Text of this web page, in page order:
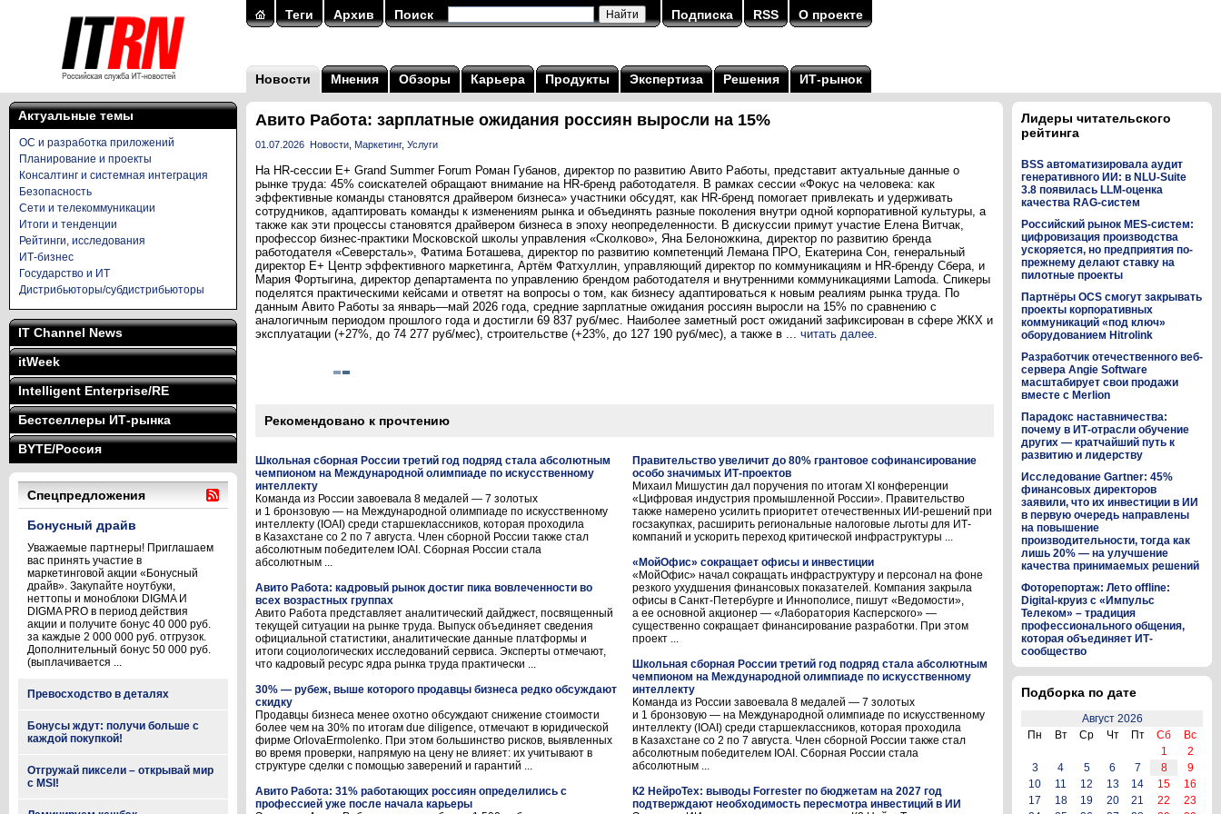
Теги Архив Поиск Подписка RSS О проекте
Новости Мнения Обзоры Карьера Продукты Экспертиза Решения ИТ-рынок
Актуальные темы
ОС и разработка приложений
Планирование и проекты
Консалтинг и системная интеграция
Безопасность
Сети и телекоммуникации
Итоги и тенденции
Рейтинги, исследования
ИТ-бизнес
Государство и ИТ
Дистрибьюторы/субдистрибьюторы
IT Channel News
itWeek
Intelligent Enterprise/RE
Бестселлеры ИТ-рынка
BYTE/Россия
Спецпредложения
Бонусный драйв
Уважаемые партнеры! Приглашаем
вас принять участие в
маркетинговой акции «Бонусный
драйв». Закупайте ноутбуки,
неттопы и моноблоки DIGMA И
DIGMA PRO в период действия
акции и получите бонус 40 000 руб.
за каждые 2 000 000 руб. отгрузок.
Дополнительный бонус 50 000 руб.
(выплачивается ...
Превосходство в деталях
Бонусы ждут: получи больше с
каждой покупкой!
Отгружай пиксели – открывай мир
с MSI!
Авито Работа: зарплатные ожидания россиян выросли на 15%
01.07.2026 Новости Маркетинг, Услуги
На HR-сессии E+ Grand Summer Forum Роман Губанов, директор по развитию Авито Работы, представит актуальные данные о
рынке труда: 45% соискателей обращают внимание на HR-бренд работодателя. В рамках сессии «Фокус на человека: как
эффективные команды становятся драйвером бизнеса» участники обсудят, как HR-бренд помогает привлекать и удерживать
сотрудников, адаптировать команды к изменениям рынка и объединять разные поколения внутри одной корпоративной культуры, а
также как эти процессы становятся драйвером бизнеса в эпоху неопределенности. В дискуссии примут участие Елена Витчак,
профессор бизнес-практики Московской школы управления «Сколково», Яна Белоножкина, директор по развитию бренда
работодателя «Северсталь», Фатима Боташева, директор по развитию компетенций Лемана ПРО, Екатерина Сон, генеральный
директор E+ Центр эффективного маркетинга, Артём Фатхуллин, управляющий директор по коммуникациям и HR-бренду Сбера, и
Мария Фортыгина, директор департамента по управлению брендом работодателя и внутренними коммуникациями Lamoda. Спикеры
поделятся практическими кейсами и ответят на вопросы о том, как бизнесу адаптироваться к новым реалиям рынка труда. По
данным Авито Работы за январь—май 2026 года, средние зарплатные ожидания россиян выросли на 15% по сравнению с
аналогичным периодом прошлого года и достигли 69 837 руб/мес. Наиболее заметный рост ожиданий зафиксирован в сфере ЖКХ и
эксплуатации (+27%, до 74 277 руб/мес), строительстве (+23%, до 127 190 руб/мес), а также в ... читать далее.
Рекомендовано к прочтению
Школьная сборная России третий год подряд стала абсолютным
чемпионом на Международной олимпиаде по искусственному
интеллекту
Команда из России завоевала 8 медалей — 7 золотых
и 1 бронзовую — на Международной олимпиаде по искусственному
интеллекту (IOAI) среди старшеклассников, которая проходила
в Казахстане со 2 по 7 августа. Член сборной России также стал
абсолютным победителем IOAI. Сборная России стала
абсолютным ...
Авито Работа: кадровый рынок достиг пика вовлеченности во
всех возрастных группах
Авито Работа представляет аналитический дайджест, посвященный
текущей ситуации на рынке труда. Выпуск объединяет сведения
официальной статистики, аналитические данные платформы и
итоги социологических исследований сервиса. Эксперты отмечают,
что кадровый ресурс ядра рынка труда практически ...
30% — рубеж, выше которого продавцы бизнеса редко обсуждают
скидку
Продавцы бизнеса менее охотно обсуждают снижение стоимости
более чем на 30% по итогам due diligence, отмечают в юридической
фирме OrlovaErmolenko. При этом большинство рисков, выявленных
во время проверки, напрямую на цену не влияет: их учитывают в
структуре сделки с помощью заверений и гарантий ...
Авито Работа: 31% работающих россиян определились с
профессией уже после начала карьеры
Правительство увеличит до 80% грантовое софинансирование
особо значимых ИТ-проектов
Михаил Мишустин дал поручения по итогам XI конференции
«Цифровая индустрия промышленной России». Правительство
также намерено усилить приоритет отечественных ИИ-решений при
госзакупках, расширить региональные налоговые льготы для ИТ-
компаний и ускорить переход критической инфраструктуры ...
«МойОфис» сокращает офисы и инвестиции
«МойОфис» начал сокращать инфраструктуру и персонал на фоне
резкого ухудшения финансовых показателей. Компания закрыла
офисы в Санкт-Петербурге и Иннополисе, пишут «Ведомости»,
а ее основной акционер — «Лаборатория Касперского» —
существенно сокращает финансирование разработки. При этом
проект ...
Школьная сборная России третий год подряд стала абсолютным
чемпионом на Международной олимпиаде по искусственному
интеллекту
Команда из России завоевала 8 медалей — 7 золотых
и 1 бронзовую — на Международной олимпиаде по искусственному
интеллекту (IOAI) среди старшеклассников, которая проходила
в Казахстане со 2 по 7 августа. Член сборной России также стал
абсолютным победителем IOAI. Сборная России стала
абсолютным ...
К2 НейроТех: выводы Forrester по бюджетам на 2027 год
подтверждают необходимость пересмотра инвестиций в ИИ
Лидеры читательского
рейтинга
BSS автоматизировала аудит
генеративного ИИ: в NLU-Suite
3.8 появилась LLM-оценка
качества RAG-систем
Российский рынок MES-систем:
цифровизация производства
ускоряется, но предприятия по-
прежнему делают ставку на
пилотные проекты
Партнёры OCS смогут закрывать
проекты корпоративных
коммуникаций «под ключ»
оборудованием Hitrolink
Разработчик отечественного веб-
сервера Angie Software
масштабирует свои продажи
вместе с Merlion
Парадокс наставничества:
почему в ИТ-отрасли обучение
других — кратчайший путь к
развитию и лидерству
Исследование Gartner: 45%
финансовых директоров
заявили, что их инвестиции в ИИ
в первую очередь направлены
на повышение
производительности, тогда как
лишь 20% — на улучшение
качества принимаемых решений
Фоторепортаж: Лето offline:
Digital-круиз с «Импульс
Телеком» – традиция
профессионального общения,
которая объединяет ИТ-
сообщество
Подборка по дате
Август 2026
Пн
Вт Ср Чт Пт Сб
Вс
1
2
3
4 5 6 7 8
9
10
11 12 13 14 15
16
17
18 19 20 21 22
23